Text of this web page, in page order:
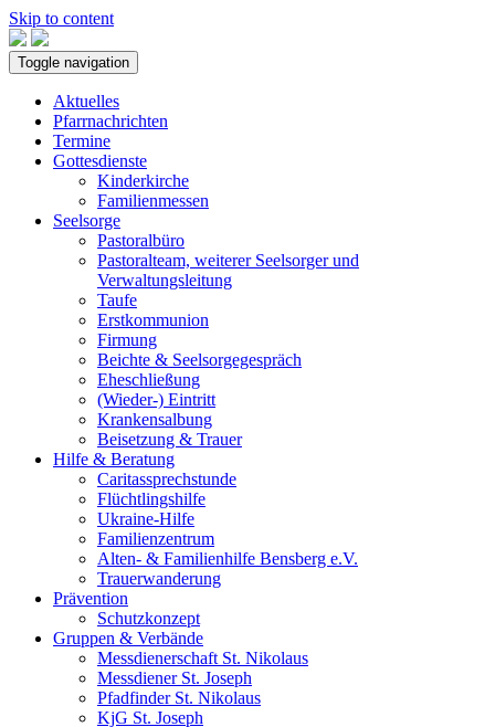
Skip to content
Toggle navigation
Aktuelles
Pfarrnachrichten
Termine
Gottesdienste
Kinderkirche
Familienmessen
Seelsorge
Pastoralbüro
Pastoralteam, weiterer Seelsorger und
Verwaltungsleitung
Taufe
Erstkommunion
Firmung
Beichte & Seelsorgegespräch
Eheschließung
(Wieder-) Eintritt
Krankensalbung
Beisetzung & Trauer
Hilfe & Beratung
Caritassprechstunde
Flüchtlingshilfe
Ukraine-Hilfe
Familienzentrum
Alten- & Familienhilfe Bensberg e.V.
Trauerwanderung
Prävention
Schutzkonzept
Gruppen & Verbände
Messdienerschaft St. Nikolaus
Messdiener St. Joseph
Pfadfinder St. Nikolaus
KjG St. Joseph